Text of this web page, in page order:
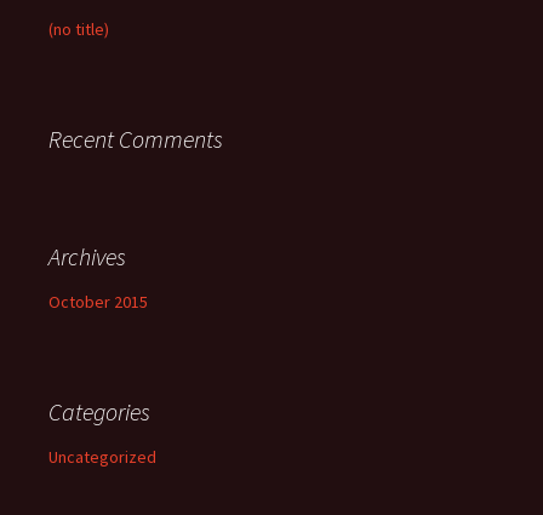
(no title)
Recent Comments
Archives
October 2015
Categories
Uncategorized